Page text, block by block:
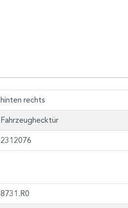
hinten rechts
Fahrzeughecktür
2312076
8731.R0